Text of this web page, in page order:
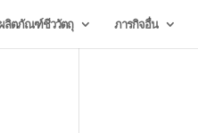
ผลิตภัณฑ์ชีววัตถุ ภารกิจอื่น